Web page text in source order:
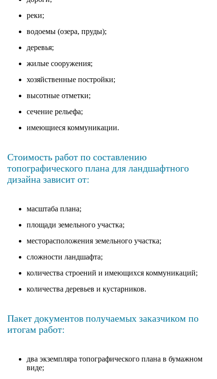
реки;
водоемы (озера, пруды);
деревья;
жилые сооружения;
хозяйственные постройки;
высотные отметки;
сечение рельефа;
имеющиеся коммуникации.
Стоимость работ по составлению
топографического плана для ландшафтного
дизайна зависит от:
масштаба плана;
площади земельного участка;
месторасположения земельного участка;
сложности ландшафта;
количества строений и имеющихся коммуникаций;
количества деревьев и кустарников.
Пакет документов получаемых заказчиком по
итогам работ:
два экземпляра топографического плана в бумажном
виде;